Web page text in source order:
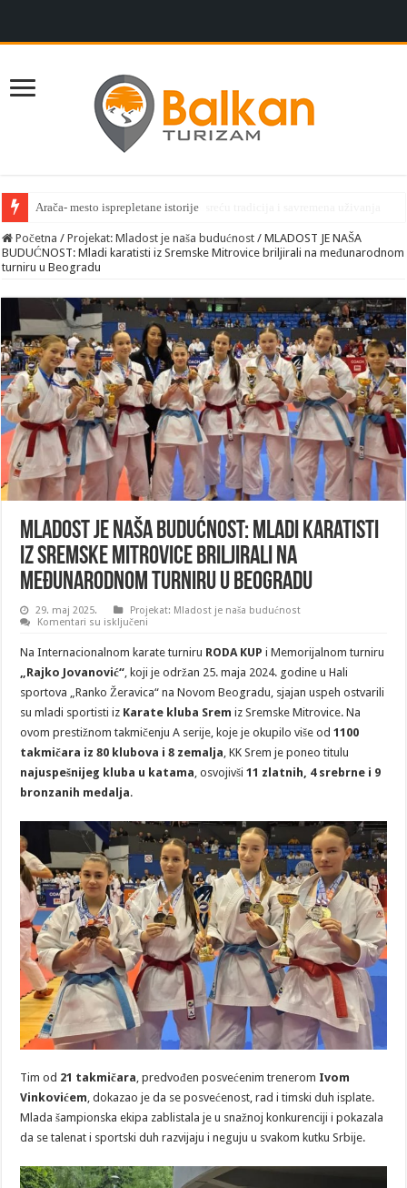
Sremska Mitrovica: Grad gde se susreću tradicija i savremena uživanja
Početna / Projekat: Mladost je naša budućnost / MLADOST JE NAŠA
BUDUĆNOST: Mladi karatisti iz Sremske Mitrovice briljirali na međunarodnom
turniru u Beogradu
MLADOST JE NAŠA BUDUĆNOST: Mladi karatisti
iz Sremske Mitrovice briljirali na
međunarodnom turniru u Beogradu
29. maj 2025.
Projekat: Mladost je naša budućnost
Komentari su isključeni
NAŠA
BUDUĆNOST:
Mladi
karatisti
Sremske
Mitrovice
briljirali
na
međunarodnom
turniru
Na Internacionalnom karate turniru RODA KUP i Memorijalnom turniru
„Rajko Jovanović“ , koji je održan 25. maja 2024. godine u Hali
sportova „Ranko Žeravica“ na Novom Beogradu, sjajan uspeh ostvarili
su mladi sportisti iz Karate kluba Srem iz Sremske Mitrovice. Na
ovom prestižnom takmičenju A serije, koje je okupilo više od1100
takmičara iz 80 klubova i 8 zemalja , KK Srem je poneo titulu
najuspešnijeg kluba u katama , osvojivši11 zlatnih, 4 srebrne i 9
bronzanih medalja.
Tim od 21 takmičara , predvođen posvećenim trenerom Ivom
Vinkovićem , dokazao je da se posvećenost, rad i timski duh isplate.
Mlada šampionska ekipa zablistala je u snažnoj konkurenciji i pokazala
da se talenat i sportski duh razvijaju i neguju u svakom kutku Srbije.